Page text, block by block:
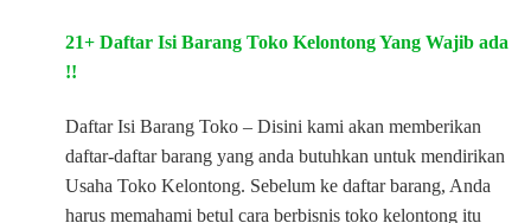
21+ Daftar Isi Barang Toko Kelontong Yang Wajib ada
!!
Daftar Isi Barang Toko – Disini kami akan memberikan
daftar-daftar barang yang anda butuhkan untuk mendirikan
Usaha Toko Kelontong. Sebelum ke daftar barang, Anda
harus memahami betul cara berbisnis toko kelontong itu